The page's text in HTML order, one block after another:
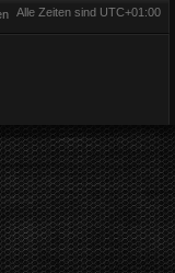
Alle Zeiten sind UTC+01:00